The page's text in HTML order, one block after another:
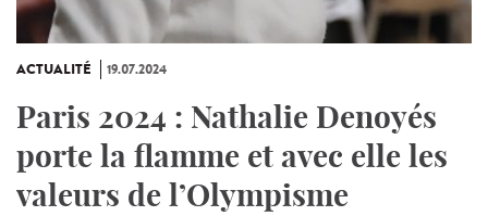
ACTUALITÉ 19.07.2024
Paris 2024 : Nathalie Denoyés
porte la flamme et avec elle les
valeurs de l’Olympisme